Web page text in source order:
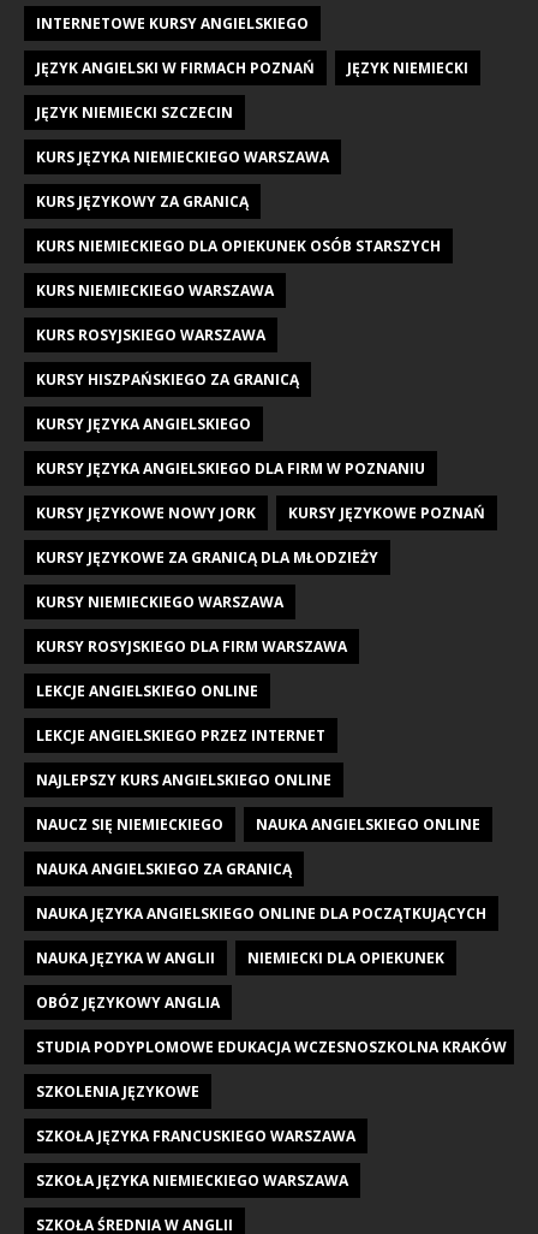
INTERNETOWE KURSY ANGIELSKIEGO
JĘZYK ANGIELSKI W FIRMACH POZNAŃ JĘZYK NIEMIECKI
JĘZYK NIEMIECKI SZCZECIN
KURS JĘZYKA NIEMIECKIEGO WARSZAWA
KURS JĘZYKOWY ZA GRANICĄ
KURS NIEMIECKIEGO DLA OPIEKUNEK OSÓB STARSZYCH
KURS NIEMIECKIEGO WARSZAWA
KURS ROSYJSKIEGO WARSZAWA
KURSY HISZPAŃSKIEGO ZA GRANICĄ
KURSY JĘZYKA ANGIELSKIEGO
KURSY JĘZYKA ANGIELSKIEGO DLA FIRM W POZNANIU
KURSY JĘZYKOWE NOWY JORK KURSY JĘZYKOWE POZNAŃ
KURSY JĘZYKOWE ZA GRANICĄ DLA MŁODZIEŻY
KURSY NIEMIECKIEGO WARSZAWA
KURSY ROSYJSKIEGO DLA FIRM WARSZAWA
LEKCJE ANGIELSKIEGO ONLINE
LEKCJE ANGIELSKIEGO PRZEZ INTERNET
NAJLEPSZY KURS ANGIELSKIEGO ONLINE
NAUCZ SIĘ NIEMIECKIEGO NAUKA ANGIELSKIEGO ONLINE
NAUKA ANGIELSKIEGO ZA GRANICĄ
NAUKA JĘZYKA ANGIELSKIEGO ONLINE DLA POCZĄTKUJĄCYCH
NAUKA JĘZYKA W ANGLII NIEMIECKI DLA OPIEKUNEK
OBÓZ JĘZYKOWY ANGLIA
STUDIA PODYPLOMOWE EDUKACJA WCZESNOSZKOLNA KRAKÓW
SZKOLENIA JĘZYKOWE
SZKOŁA JĘZYKA FRANCUSKIEGO WARSZAWA
SZKOŁA JĘZYKA NIEMIECKIEGO WARSZAWA
SZKOŁA ŚREDNIA W ANGLII